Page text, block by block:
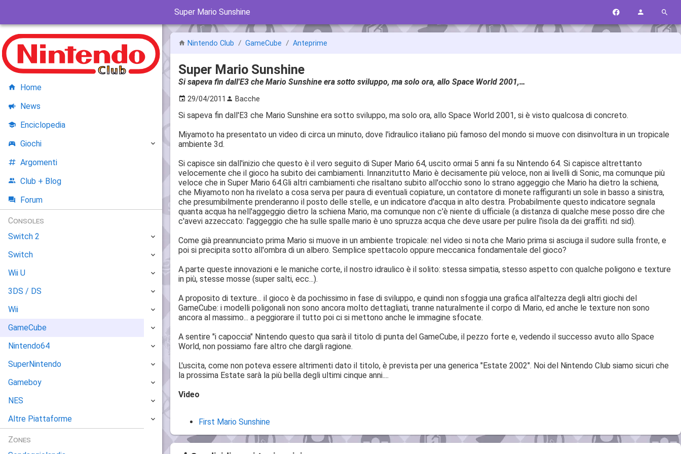
Super Mario Sunshine
Nintendo Club GameCube Anteprime
Super Mario Sunshine
Si sapeva fin dall'E3 che Mario Sunshine era sotto sviluppo, ma solo ora, allo Space World 2001,…
29/04/2011 Bacche
Si sapeva fin dall'E3 che Mario Sunshine era sotto sviluppo, ma solo ora, allo Space World 2001, si è visto qualcosa di concreto.
Miyamoto ha presentato un video di circa un minuto, dove l'idraulico italiano più famoso del mondo si muove con disinvoltura in un tropicale
ambiente 3d.
Si capisce sin dall'inizio che questo è il vero seguito di Super Mario 64, uscito ormai 5 anni fa su Nintendo 64. Si capisce altrettanto
velocemente che il gioco ha subito dei cambiamenti. Innanzitutto Mario è decisamente più veloce, non ai livelli di Sonic, ma comunque più
veloce che in Super Mario 64.Gli altri cambiamenti che risaltano subito all'occhio sono lo strano aggeggio che Mario ha dietro la schiena,
che Miyamoto non ha rivelato a cosa serva per paura di eventuali copiature, un contatore di monete raffiguranti un sole in basso a sinistra,
che presumibilmente prenderanno il posto delle stelle, e un indicatore d'acqua in alto destra. Probabilmente questo indicatore segnala
quanta acqua ha nell'aggeggio dietro la schiena Mario, ma comunque non c'è niente di ufficiale (a distanza di qualche mese posso dire che
c'avevi azzeccato: l'aggeggio che ha sulle spalle mario è uno spruzza acqua che deve usare per pulire l'isola da dei graffiti. nd sid).
Come già preannunciato prima Mario si muove in un ambiente tropicale: nel video si nota che Mario prima si asciuga il sudore sulla fronte, e
poi si precipita sotto all'ombra di un albero. Semplice spettacolo oppure meccanica fondamentale del gioco?
A parte queste innovazioni e le maniche corte, il nostro idraulico è il solito: stessa simpatia, stesso aspetto con qualche poligono e texture
in più, stesse mosse (super salti, ecc...).
A proposito di texture... il gioco è da pochissimo in fase di sviluppo, e quindi non sfoggia una grafica all'altezza degli altri giochi del
GameCube: i modelli poligonali non sono ancora molto dettagliati, tranne naturalmente il corpo di Mario, ed anche le texture non sono
ancora al massimo... a peggiorare il tutto poi ci si mettono anche le immagine sfocate.
A sentire "i capoccia" Nintendo questo qua sarà il titolo di punta del GameCube, il pezzo forte e, vedendo il successo avuto allo Space
World, non possiamo fare altro che dargli ragione.
L'uscita, come non poteva essere altrimenti dato il titolo, è prevista per una generica "Estate 2002". Noi del Nintendo Club siamo sicuri che
la prossima Estate sarà la più bella degli ultimi cinque anni....
Video
First Mario Sunshine
Home
News
Enciclopedia
Giochi
Argomenti
Club + Blog
Forum
Consoles
Switch 2
Switch
Wii U
3DS / DS
Wii
GameCube
Nintendo64
SuperNintendo
Gameboy
NES
Altre Piattaforme
Zones